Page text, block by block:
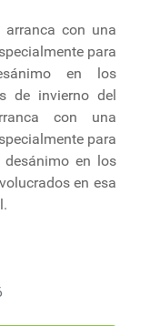
con una
para
en los
de invierno del
con una
para
en los
en esa